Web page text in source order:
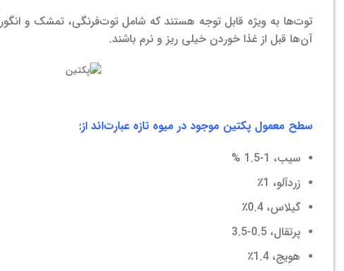
توت‌ها به ویژه قابل توجه هستند که شامل توت‌فرنگی، تمشک و
آن‌ها قبل از غذا خوردن خیلی ریز و نرم باشند.
سطح معمول پکتین موجود در میوه تازه عبارت‌اند از:
سیب، 1-1.5 %
زردآلو، 1٪
گیلاس، 0.4٪
پرتقال، 0.5-3.5
هویج، 1.4٪